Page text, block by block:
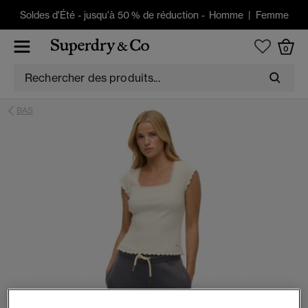
Soldes d'Été -jusqu'à 50 % de réduction - Homme| Femme
0
BAS